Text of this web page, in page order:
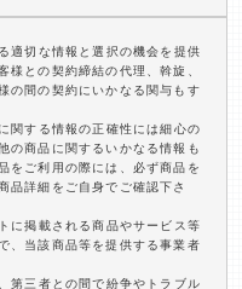
適切な情報と選択の機会を提供
様との契約締結の代理、斡旋、
の間の契約にいかなる関与もす
関する情報の正確性には細心の
の商品に関するいかなる情報も
をご利用の際には、必ず商品を
品詳細をご自身でご確認下さ
に掲載される商品やサービス等
、当該商品等を提供する事業者
第三者との間で紛争やトラブル